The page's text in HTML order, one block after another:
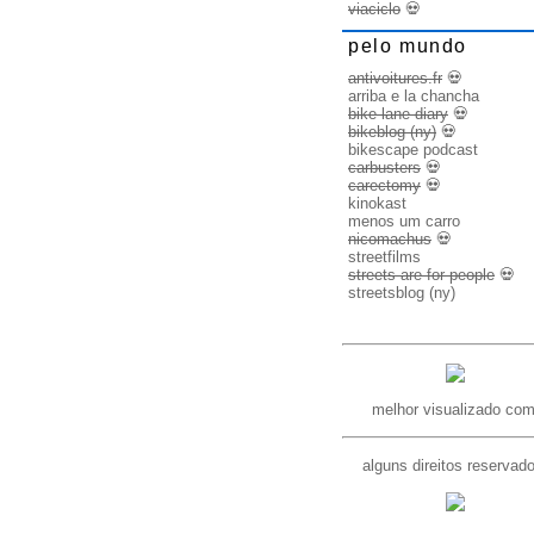
viaciclo 💀
pelo mundo
antivoitures.fr 💀
arriba e la chancha
bike lane diary 💀
bikeblog (ny) 💀
bikescape podcast
carbusters 💀
carectomy 💀
kinokast
menos um carro
nicomachus 💀
streetfilms
streets are for people 💀
streetsblog (ny)
melhor visualizado
alguns direitos